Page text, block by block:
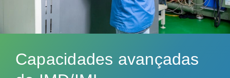
Capacidades avançadas